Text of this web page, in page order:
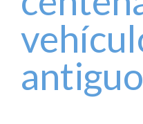
PERFIL DE
TRANSPARENCIA